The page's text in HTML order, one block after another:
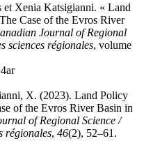
et Xenia Katsigianni. « Land
Case of the Evros River
Journal of Regional
sciences régionales, volume
X. (2023). Land Policy
of the Evros River Basin in
of Regional Science /
régionales, 46(2), 52–61.